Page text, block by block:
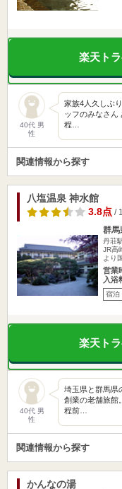
楽天ト
40代 男
性
家族4人久しぶ
ッフのみなさん
程…
関連情報から探す
八塩温泉 神水館
3.8点/
群馬
丹荘
JR高
より
営業
入浴
宿泊
楽天ト
40代 男
性
埼玉県と群馬県
創業の老舗旅館
程前…
関連情報から探す
かんなの湯